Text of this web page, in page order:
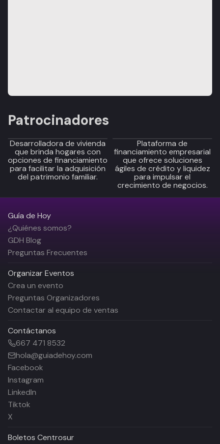
Patrocinadores
Desarrolladora de vivienda
que brinda hogares con
opciones de financiamiento
para facilitar la adquisición
del patrimonio familiar.
Plataforma de
financiamiento empresarial
que ofrece soluciones
ágiles de crédito y liquidez
para impulsar el
crecimiento de negocios.
Guía de Hoy
¿Quiénes somos?
GDH Blog
Preguntas Frecuentes
Organizar Eventos
Crea un evento
Preguntas Organizadores
Contactar al equipo de ventas
Contáctanos
667 471 8532
hola@guiadehoy.com
Facebook
Instagram
LinkedIn
Tiktok
X
Boletos Centrosur